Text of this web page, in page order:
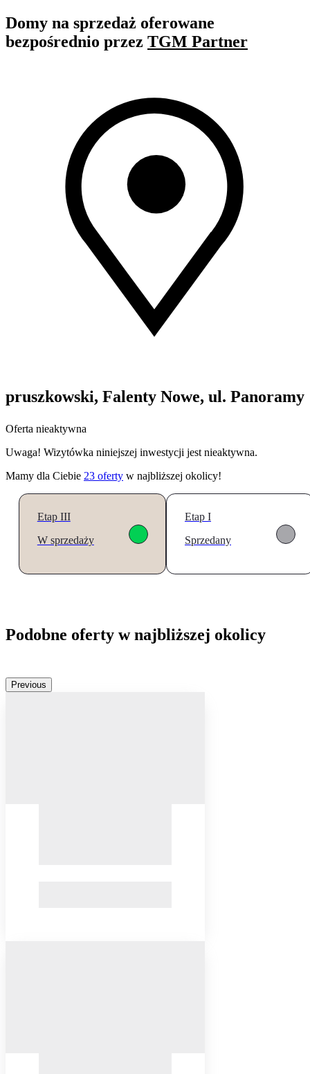
Domy na sprzedaż oferowane
bezpośrednio przez TGM Partner
pruszkowski, Falenty Nowe, ul. Panoramy
Oferta nieaktywna
Uwaga! Wizytówka niniejszej inwestycji jest nieaktywna.
Mamy dla Ciebie 23 oferty w najbliższej okolicy!
Etap III
W sprzedaży
Etap I
Sprzedany
Podobne oferty w najbliższej okolicy
Previous